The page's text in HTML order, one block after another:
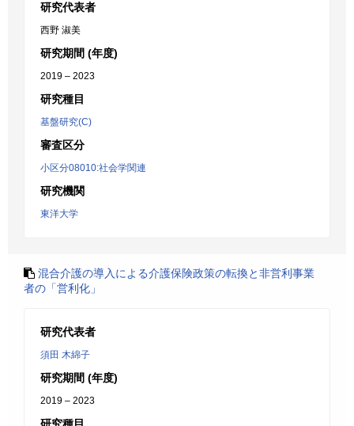
研究代表者
西野 淑美
研究期間 (年度)
2019 – 2023
研究種目
基盤研究(C)
審査区分
小区分08010:社会学関連
研究機関
東洋大学
混合介護の導入による介護保険政策の転換と非営利事業
者の「営利化」
研究代表者
須田 木綿子
研究期間 (年度)
2019 – 2023